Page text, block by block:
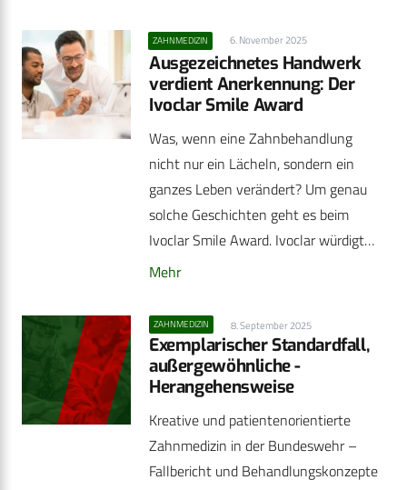
ZAHNMEDIZIN 6. November 2025
Ausgezeichnetes Handwerk
verdient Anerkennung: Der
Ivoclar Smile Award
Was, wenn eine Zahnbehandlung
nicht nur ein Lächeln, sondern ein
ganzes Leben verändert? Um genau
solche Geschichten geht es beim
Ivoclar Smile Award. Ivoclar würdigt…
Mehr
ZAHNMEDIZIN 8. September 2025
Exemplarischer Standardfall,
außergewöhnliche ­
Herangehensweise
Kreative und patientenorientierte
Zahnmedizin in der Bundeswehr –
Fallbericht und ­Behandlungskonzepte